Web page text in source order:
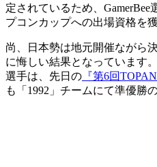
定されているため、
プコンカップへの出場資格を
尚、日本勢は地元開催ながら
に悔しい結果となっています
選手は、先日の 『第6回
も「1992」チームにて準優勝